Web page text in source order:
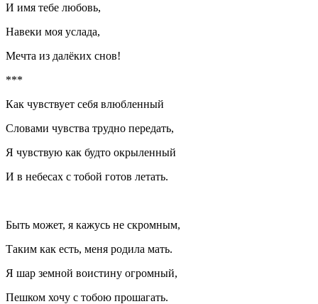
И имя тебе любовь,
Навеки моя услада,
Мечта из далёких снов!
***
Как чувствует себя влюбленный
Словами чувства трудно передать,
Я чувствую как будто окрыленный
И в небесах с тобой готов летать.
Быть может, я кажусь не скромным,
Таким как есть, меня родила мать.
Я шар земной воистину огромный,
Пешком хочу с тобою прошагать.